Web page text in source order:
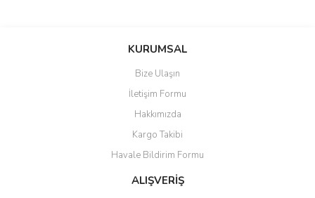
Bu ürüne ilk yorumu siz yapın!
Ürün resmi kalitesiz, bozuk veya görüntülenemiyor.
Ürün açıklamasında eksik bilgiler bulunuyor.
Ürün bilgilerinde hatalar bulunuyor.
Ürün fiyatı diğer sitelerden daha pahalı.
Bu ürüne benzer farklı alternatifler olmalı.
KURUMSAL
Bize Ulaşın
İletişim Formu
Hakkımızda
Kargo Takibi
Havale Bildirim Formu
ALIŞVERİŞ